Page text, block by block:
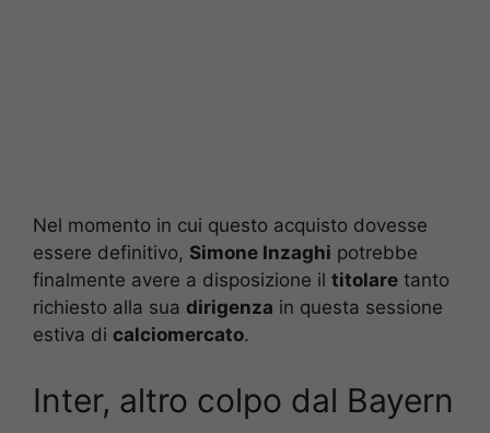
Nel momento in cui questo acquisto dovesse
essere definitivo, Simone Inzaghi potrebbe
finalmente avere a disposizione il titolare tanto
richiesto alla sua dirigenza in questa sessione
estiva di calciomercato.
Inter, altro colpo dal Bayern